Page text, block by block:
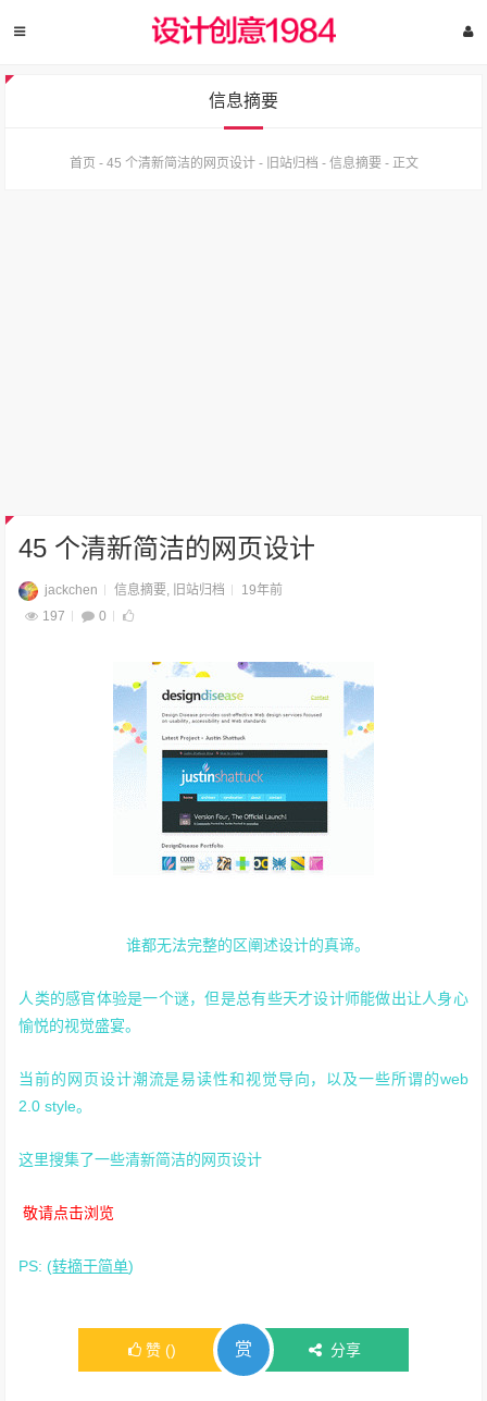
信息摘要
首页 - 45 个清新简洁的网页设计- 旧站归档 - 信息摘要- 正文
45 个清新简洁的网页设计
jackchen 信息摘要, 旧站归档
19年前
197
0
谁都无法完整的区阐述设计的真谛。
人类的感官体验是一个谜，但是总有些天才设计师能做出让人身心
愉悦的视觉盛宴。
当前的网页设计潮流是易读性和视觉导向，以及一些所谓的web
2.0 style。
这里搜集了一些清新简洁的网页设计
敬请点击浏览
PS: (转摘于简单)
赞 () 赏 分享